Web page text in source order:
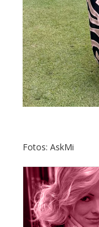
Fotos: AskMi